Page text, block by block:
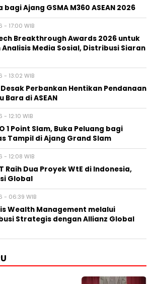
Ajang GSMA M360 ASEAN 2026
17:00 WIB
Breakthrough Awards 2026 untuk
Media Sosial, Distribusi Siaran
13:02 WIB
Perbankan Hentikan Pendanaan
di ASEAN
12:10 WIB
1 Point Slam, Buka Peluang bagi
Tampil di Ajang Grand Slam
12:08 WIB
Raih Dua Proyek WtE di Indonesia,
Global
- 06:39 WIB
Wealth Management melalui
Strategis dengan Allianz Global